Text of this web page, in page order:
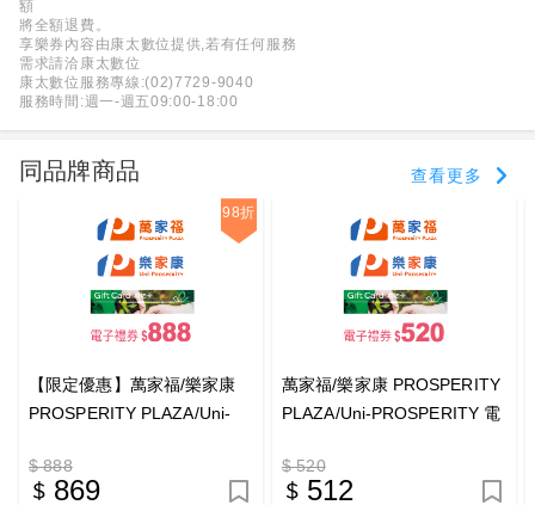
額
將全額退費。
享樂券內容由康太數位提供,若有任何服務
需求請洽康太數位
康太數位服務專線:(02)7729-9040
服務時間:週一-週五09:00-18:00
同品牌商品 查看更多
98折
【限定優惠】萬家福/樂家康
PROSPERITY PLAZA/Uni-
$888_電子憑證
$ 888
869
萬家福/樂家康 PROSPERITY
PLAZA/Uni-PROSPERITY 電
$ 520
512